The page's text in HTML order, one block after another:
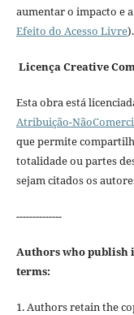
aumentar o impacto e
Efeito do Acesso Livre).
Licença Creative
Esta obra está
Atribuição-
que permite
totalidade ou partes
sejam citados os
--------------
Authors who publish
terms:
1. Authors retain the